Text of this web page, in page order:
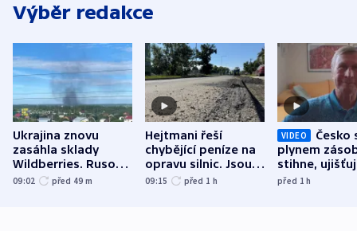
Výběr redakce
Ukrajina znovu
zasáhla sklady
Wildberries. Rusové
útočili v Charkovské
09:02 před 49 m
Hejtmani řeší
chybějící peníze na
opravu silnic. Jsou
nenárokové, namítá
09:15 před 1 h
VIDEO
Česko
plynem
stihne,
expert.
před 1h